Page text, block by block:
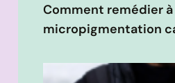
Comment remédier à
micropigmentation